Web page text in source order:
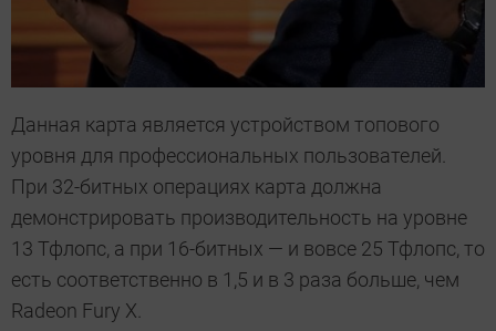
Данная карта является устройством топового
уровня для профессиональных пользователей.
При 32-битных операциях карта должна
демонстрировать производительность на уровне
13 Тфлопс, а при 16-битных — и вовсе 25 Тфлопс, то
есть соответственно в 1,5 и в 3 раза больше, чем
Radeon Fury X.